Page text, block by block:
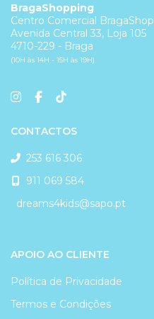
BragaShopping
Centro Comercial
Avenida Central 33, Loja 105
4710-229 - Braga
(10H às 14H - 15H às 19H)
CONTACTOS
253 616 306
911 069 584
dreams4kids@sapo.pt
APOIO AO CLIENTE
Política de Privacidade
Termos e Condições